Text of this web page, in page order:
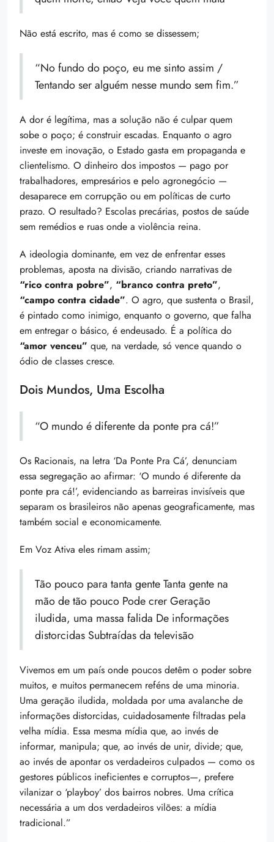
Não está escrito, mas é como se dissessem;
“No fundo do poço, eu me sinto assim /
Tentando ser alguém nesse mundo sem fim.”
A dor é legítima, mas a solução não é culpar quem
sobe o poço; é construir escadas. Enquanto o agro
investe em inovação, o Estado gasta em propaganda e
clientelismo. O dinheiro dos impostos — pago por
trabalhadores, empresários e pelo agronegócio —
desaparece em corrupção ou em políticas de curto
prazo. O resultado? Escolas precárias, postos de saúde
sem remédios e ruas onde a violência reina.
A ideologia dominante, em vez de enfrentar esses
problemas, aposta na divisão, criando narrativas de
“rico contra pobre”, “branco contra preto”,
“campo contra cidade”. O agro, que sustenta o Brasil,
é pintado como inimigo, enquanto o governo, que falha
em entregar o básico, é endeusado. É a política do
“amor venceu” que, na verdade, só vence quando o
ódio de classes cresce.
Dois Mundos, Uma Escolha
“O mundo é diferente da ponte pra cá!”
Os Racionais, na letra ‘Da Ponte Pra Cá’, denunciam
essa segregação ao afirmar: ‘O mundo é diferente da
ponte pra cá!’, evidenciando as barreiras invisíveis que
separam os brasileiros não apenas geograficamente, mas
também social e economicamente.
Em Voz Ativa eles rimam assim;
Tão pouco para tanta gente Tanta gente na
mão de tão pouco Pode crer Geração
iludida, uma massa falida De informações
distorcidas Subtraídas da televisão
Vivemos em um país onde poucos detêm o poder sobre
muitos, e muitos permanecem reféns de uma minoria.
Uma geração iludida, moldada por uma avalanche de
informações distorcidas, cuidadosamente filtradas pela
velha mídia. Essa mesma mídia que, ao invés de
informar, manipula; que, ao invés de unir, divide; que,
ao invés de apontar os verdadeiros culpados — como os
gestores públicos ineficientes e corruptos—, prefere
vilanizar o ‘playboy’ dos bairros nobres. Uma crítica
necessária a um dos verdadeiros vilões: a mídia
tradicional.”